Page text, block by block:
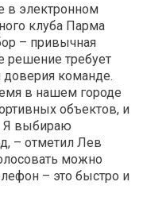
в электронном
клуба Парма
– привычная
решение требует
доверия команде.
в нашем городе
объектов, и
Я выбираю
– отметил Лев
можно
– это быстро и